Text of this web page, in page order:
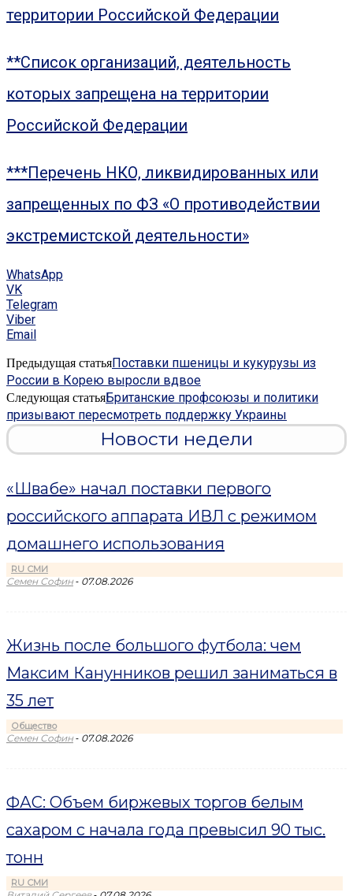
территории Российской Федерации
**Список организаций, деятельность
которых запрещена на территории
Российской Федерации
***Перечень НКО, ликвидированных или
запрещенных по ФЗ «О противодействии
экстремистской деятельности»
WhatsApp
VK
Telegram
Viber
Email
Предыдущая статьяПоставки пшеницы и кукурузы из
России в Корею выросли вдвое
Следующая статьяБританские профсоюзы и политики
призывают пересмотреть поддержку Украины
Новости недели
«Швабе» начал поставки первого
российского аппарата ИВЛ с режимом
домашнего использования
RU СМИ
Семен Софин - 07.08.2026
Жизнь после большого футбола: чем
Максим Канунников решил заниматься в
35 лет
Общество
Семен Софин - 07.08.2026
ФАС: Объем биржевых торгов белым
сахаром с начала года превысил 90 тыс.
тонн
RU СМИ